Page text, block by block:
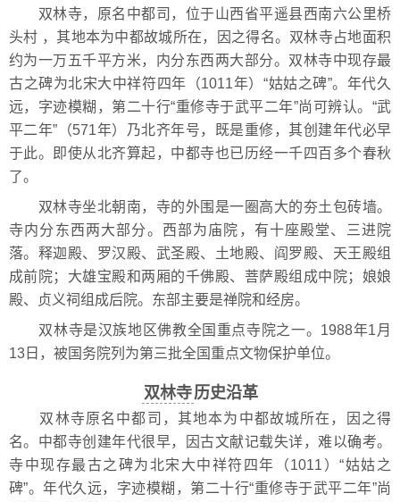
双林寺，原名中都司，位于山西省平遥县西南六公里桥
头村 ，其地本为中都故城所在，因之得名。双林寺占地面积
约为一万五千平方米，内分东西两大部分。双林寺中现存最
古之碑为北宋大中祥符四年（1011年）“姑姑之碑”。年代久
远，字迹模糊，第二十行“重修寺于武平二年”尚可辨认。“武
平二年”（571年）乃北齐年号，既是重修，其创建年代必早
于此。即使从北齐算起，中都寺也已历经一千四百多个春秋
了。
双林寺坐北朝南，寺的外围是一圈高大的夯土包砖墙。
寺内分东西两大部分。西部为庙院，有十座殿堂、三进院
落。释迦殿、罗汉殿、武圣殿、土地殿、阎罗殿、天王殿组
成前院；大雄宝殿和两厢的千佛殿、菩萨殿组成中院；娘娘
殿、贞义祠组成后院。东部主要是禅院和经房。
双林寺是汉族地区佛教全国重点寺院之一。1988年1月
13日，被国务院列为第三批全国重点文物保护单位。
双林寺历史沿革
双林寺原名中都司，其地本为中都故城所在，因之得
名。中都寺创建年代很早，因古文献记载失详，难以确考。
寺中现存最古之碑为北宋大中祥符四年（1011）“姑姑之
碑”。年代久远，字迹模糊，第二十行“重修寺于武平二年”尚